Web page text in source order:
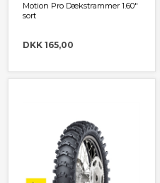
Motion Pro Dækstrammer 1.60"
sort
DKK 165,00